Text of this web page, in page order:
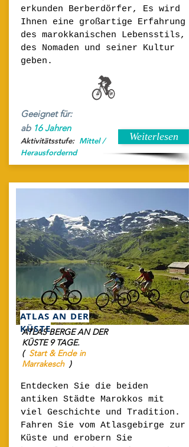
erkunden Berberdörfer, Es wird
Ihnen eine großartige Erfahrung
des marokkanischen Lebensstils,
des Nomaden und seiner Kultur
geben.
Geeignet für:
ab 16 Jahren
Aktivitätsstufe: Mittel /
Herausfordernd
Weiterlesen
ATLAS AN DER
KÜSTE
ATLAS BERGE AN DER
KÜSTE 9 TAGE.
( Start & Ende in
Marrakesch )
Entdecken Sie die beiden
antiken Städte Marokkos mit
viel Geschichte und Tradition.
Fahren Sie vom Atlasgebirge zur
Küste und erobern Sie